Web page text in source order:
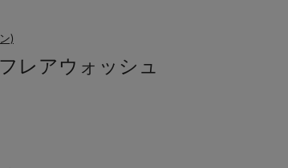
)
レアウォッシュ